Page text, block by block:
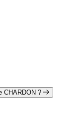
CHARDON ?